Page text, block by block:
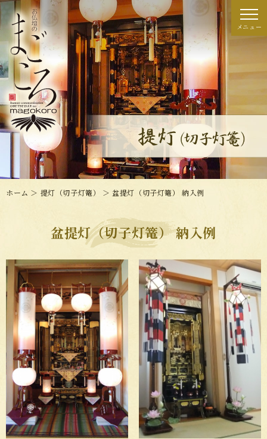
ホーム ＞ 提灯（切子灯篭） ＞ 盆提灯（切子灯篭） 納入例
盆提灯（切子灯篭） 納入例